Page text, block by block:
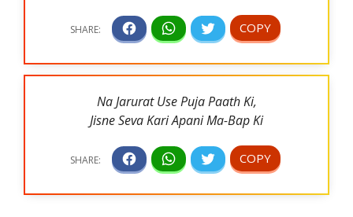
Na Jarurat Use Puja Paath Ki,
Jisne Seva Kari Apani Ma-Bap Ki